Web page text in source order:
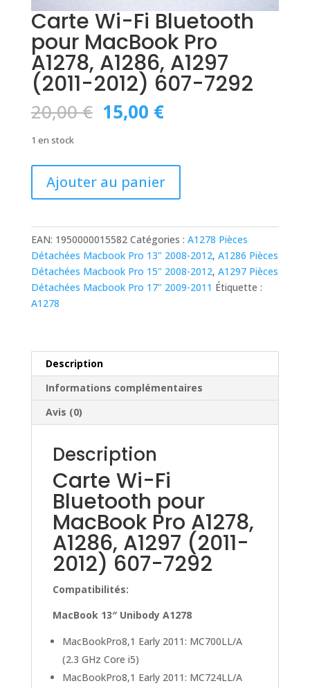
Carte Wi-Fi Bluetooth
pour MacBook Pro
A1278, A1286, A1297
(2011-2012) 607-7292
20,00€ Le
prix
était :
20,00 €.
15,00 €Le
prix
est :
15,00 €.
1 en stock
Carte
Fi
Bluetooth
pour
MacBook
Pro
(2011-
2012)
607-
7292
Ajouter au panier
EAN: 1950000015582 Catégories : A1278 Pièces
Détachées Macbook Pro 13" 2008-2012, A1286 Pièces
Détachées Macbook Pro 15" 2008-2012, A1297 Pièces
Détachées Macbook Pro 17" 2009-2011 Étiquette :
A1278
Description
Informations complémentaires
Avis (0)
Description
Carte Wi-Fi
Bluetooth pour
MacBook Pro A1278,
A1286, A1297 (2011-
2012) 607-7292
Compatibilités:
MacBook 13″ Unibody A1278
MacBookPro8,1 Early 2011: MC700LL/A
(2.3 GHz Core i5)
MacBookPro8,1 Early 2011: MC724LL/A